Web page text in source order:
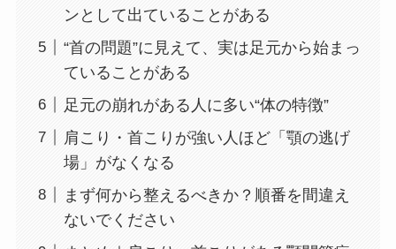
ンとして出ていることがある
“首の問題”に見えて、実は足元から始まっ
ていることがある
足元の崩れがある人に多い“体の特徴”
肩こり・首こりが強い人ほど「顎の逃げ
場」がなくなる
まず何から整えるべきか？順番を間違え
ないでください